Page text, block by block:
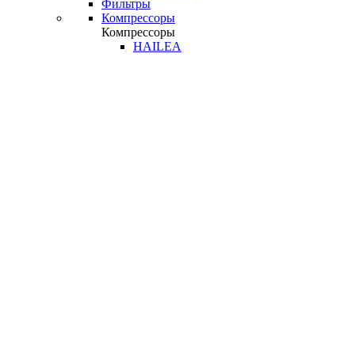
Фильтры
Компрессоры
Компрессоры
HAILEA